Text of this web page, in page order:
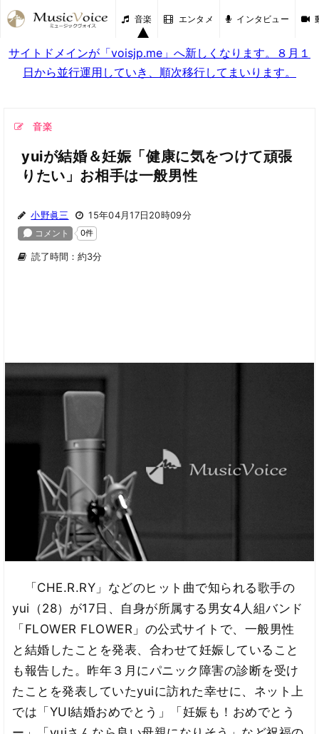
音楽 エンタメ インタビュー
サイトドメインが「voisjp.me」へ新しくなります。８月１
日から並行運用していき、順次移行してまいります。
音楽
yuiが結婚＆妊娠「健康に気をつけて頑張
りたい」お相手は一般男性
小野眞三 15年04月17日20時09分
読了時間：約3分
「CHE.R.RY」などのヒット曲で知られる歌手の
yui（28）が17日、自身が所属する男女4人組バンド
「FLOWER FLOWER」の公式サイトで、一般男性
と結婚したことを発表、合わせて妊娠していること
も報告した。昨年３月にパニック障害の診断を受け
たことを発表していたyuiに訪れた幸せに、ネット上
では「YUI結婚おめでとう」「妊娠も！おめでとう